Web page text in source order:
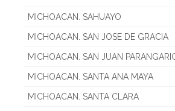
MICHOACAN. SAHUAYO
MICHOACAN. SAN JOSE DE GRACIA
MICHOACAN. SAN JUAN
MICHOACAN. SANTA ANA MAYA
MICHOACAN. SANTA CLARA